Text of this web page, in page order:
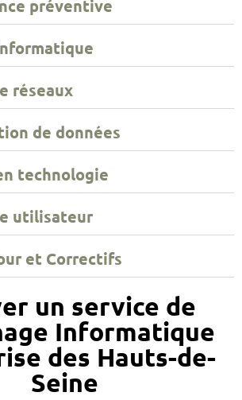
préventive
réseaux
de données
technologie
utilisateur
et Correctifs
un service de
Informatique
des Hauts-de-
Seine